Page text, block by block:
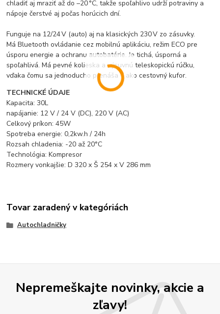
chladiť aj mraziť až do –20 °C, takže spoľahlivo udrží potraviny a
nápoje čerstvé aj počas horúcich dní.
Funguje na 12/24 V (auto) aj na klasických 230 V zo zásuvky.
Má Bluetooth ovládanie cez mobilnú aplikáciu, režim ECO pre
úsporu energie a ochranu autobatérie. Je tichá, úsporná a
spoľahlivá. Má pevné kolieska a výsuvnú teleskopickú rúčku,
vďaka čomu sa jednoducho prenáša – ako cestovný kufor.
TECHNICKÉ ÚDAJE
Kapacita: 30L
napájanie: 12 V / 24 V (DC), 220 V (AC)
Celkový príkon: 45W
Spotreba energie: 0,2kw.h / 24h
Rozsah chladenia: -20 až 20°C
Technológia: Kompresor
Rozmery vonkajšie: D 320 x Š 254 x V 286 mm
Tovar zaradený v kategóriách
Autochladničky
Nepremeškajte novinky, akcie a
zľavy!